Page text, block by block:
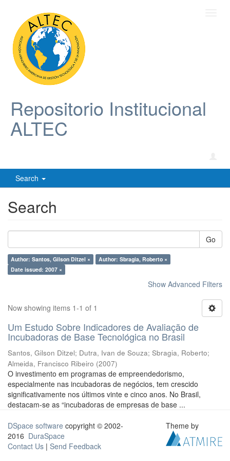
Repositorio Institucional
ALTEC
Search
Search
Go
Author: Santos, Gilson Ditzel ×
Author: Sbragia, Roberto ×
Date issued: 2007 ×
Show Advanced Filters
Now showing items 1-1 of 1
Um Estudo Sobre Indicadores de Avaliação de
Incubadoras de Base Tecnológica no Brasil
Santos, Gilson Ditzel; Dutra, Ivan de Souza; Sbragia, Roberto;
Almeida, Francisco Ribeiro (2007)
O investimento em programas de empreendedorismo,
especialmente nas incubadoras de negócios, tem crescido
significativamente nos últimos vinte e cinco anos. No Brasil,
destacam-se as “incubadoras de empresas de base ...
DSpace software copyright © 2002-
2016 DuraSpace
Contact Us | Send Feedback
Theme by